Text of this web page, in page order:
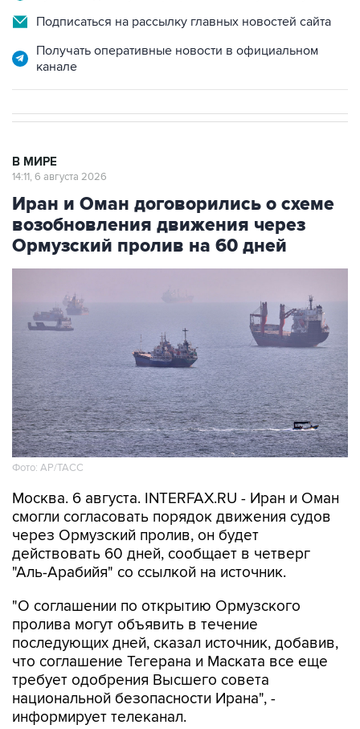
Подписаться на рассылку главных новостей сайта
Получать оперативные новости в официальном
канале
В МИРЕ
14:11, 6 августа 2026
Иран и Оман договорились о схеме
возобновления движения через
Ормузский пролив на 60 дней
Фото: AP/ТАСС
Москва. 6 августа. INTERFAX.RU - Иран и Оман
смогли согласовать порядок движения судов
через Ормузский пролив, он будет
действовать 60 дней, сообщает в четверг
"Аль-Арабийя" со ссылкой на источник.
"О соглашении по открытию Ормузского
пролива могут объявить в течение
последующих дней, сказал источник, добавив,
что соглашение Тегерана и Маската все еще
требует одобрения Высшего совета
национальной безопасности Ирана", -
информирует телеканал.